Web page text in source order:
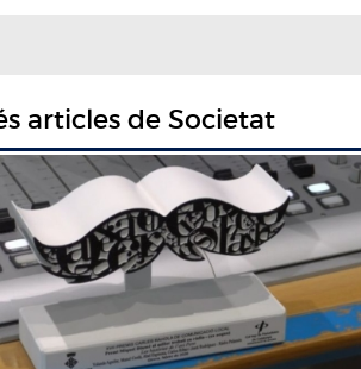
articles de Societat